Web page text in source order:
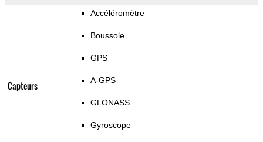
Capteurs
Accéléromètre
Boussole
GPS
A-GPS
GLONASS
Gyroscope